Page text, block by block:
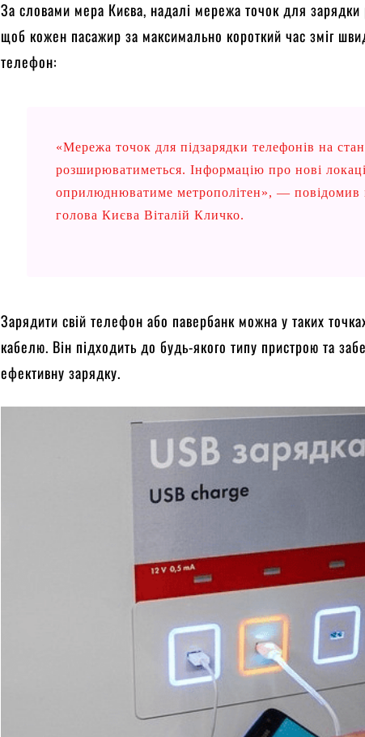
За словами мера Києва, надалі мережа точок для
щоб кожен пасажир за максимально короткий час зміг
телефон:
«Мережа точок для підзарядки телефонів на
розширюватиметься. Інформацію про нові
оприлюднюватиме метрополітен», — повідомив
голова Києва Віталій Кличко.
Зарядити свій телефон або павербанк можна у таких
кабелю. Він підходить до будь-якого типу пристрою та
ефективну зарядку.